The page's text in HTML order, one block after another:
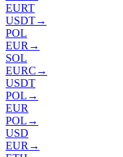
EURT
USDT→
POL
EUR →
SOL
EURC →
USDT
POL →
EUR
POL →
USD
EUR →